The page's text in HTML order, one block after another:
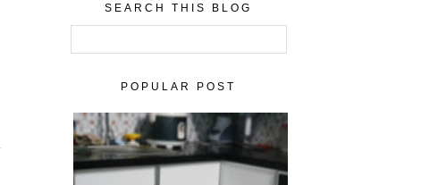
SEARCH THIS BLOG
POPULAR POST